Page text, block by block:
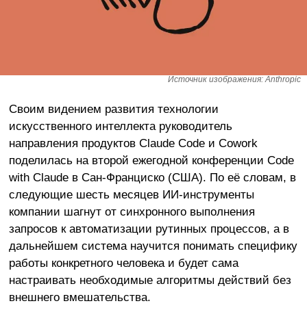
Источник изображения: Anthropic
Своим видением развития технологии
искусственного интеллекта руководитель
направления продуктов Claude Code и Cowork
поделилась на второй ежегодной конференции Code
with Claude в Сан-Франциско (США). По её словам, в
следующие шесть месяцев ИИ-инструменты
компании шагнут от синхронного выполнения
запросов к автоматизации рутинных процессов, а в
дальнейшем система научится понимать специфику
работы конкретного человека и будет сама
настраивать необходимые алгоритмы действий без
внешнего вмешательства.